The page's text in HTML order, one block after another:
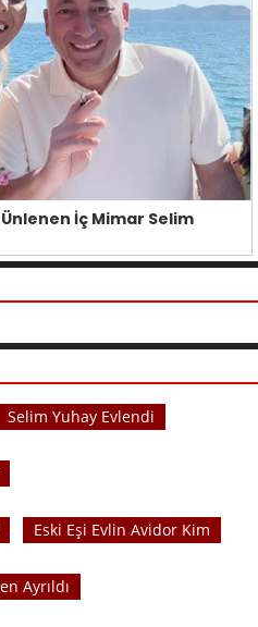
İç Mimar Selim
Selim Yuhay Evlendi
Eski Eşi Evlin Avidor Kim
Ayrıldı